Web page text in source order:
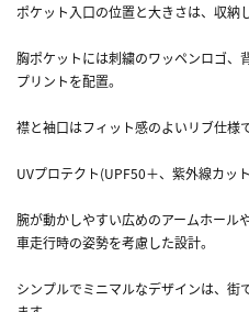
ポケット入口の位置と大きさは、収納
胸ポケットには刺繍のワッペンロゴ、
プリントを配置。
襟と袖口はフィット感のよいリブ仕様で
UVプロテクト(UPF50＋、紫外線カッ
腕が動かしやすい広めのアームホール
車走行時の姿勢を考慮した設計。
シンプルでミニマルなデザインは、街